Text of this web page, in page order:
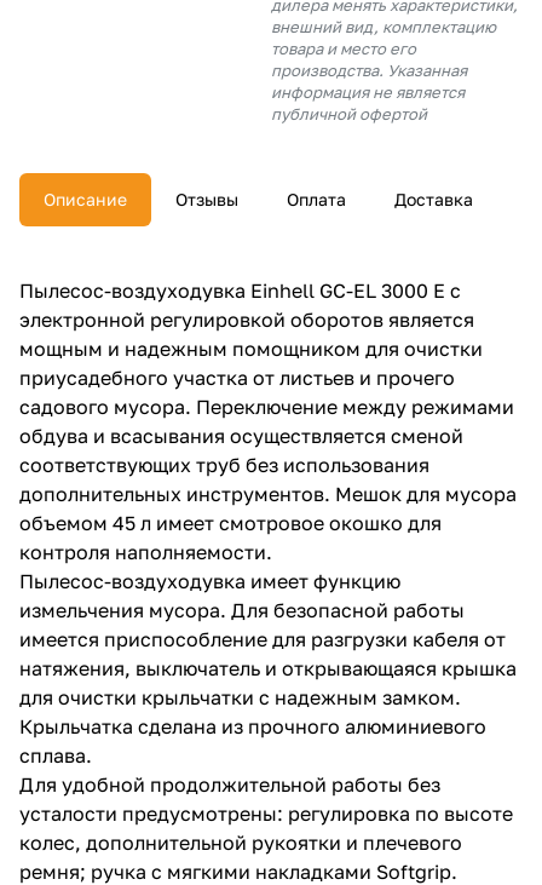
дилера менять характеристики,
внешний вид, комплектацию
товара и место его
производства. Указанная
информация не является
публичной офертой
Описание Отзывы Оплата Доставка
Пылесос-воздуходувка Einhell GC-EL 3000 E с
электронной регулировкой оборотов является
мощным и надежным помощником для очистки
приусадебного участка от листьев и прочего
садового мусора. Переключение между режимами
обдува и всасывания осуществляется сменой
соответствующих труб без использования
дополнительных инструментов. Мешок для мусора
объемом 45 л имеет смотровое окошко для
контроля наполняемости.
Пылесос-воздуходувка имеет функцию
измельчения мусора. Для безопасной работы
имеется приспособление для разгрузки кабеля от
натяжения, выключатель и открывающаяся крышка
для очистки крыльчатки с надежным замком.
Крыльчатка сделана из прочного алюминиевого
сплава.
Для удобной продолжительной работы без
усталости предусмотрены: регулировка по высоте
колес, дополнительной рукоятки и плечевого
ремня; ручка с мягкими накладками Softgrip.
раз в 2
раз в 2 недели